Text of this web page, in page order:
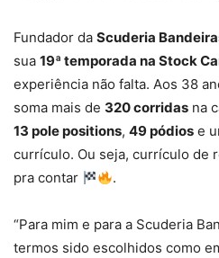
Fundador da Scuderia
sua 19ª temporada na Stock
experiência não falta. Aos 38
soma mais de 320 corridas na
13 pole positions, 49 pódios e
currículo. Ou seja, currículo de
pra contar
.
“Para mim e para a Scuderia
termos sido escolhidos como